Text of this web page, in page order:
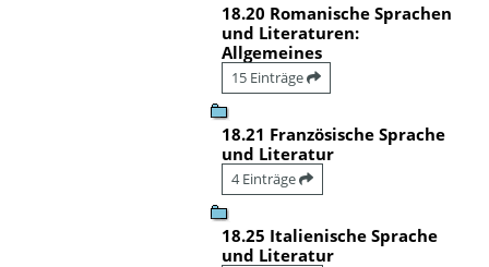
18.20 Romanische Sprachen
und Literaturen:
Allgemeines
15 Einträge
18.21 Französische Sprache
und Literatur
4 Einträge
18.25 Italienische Sprache
und Literatur